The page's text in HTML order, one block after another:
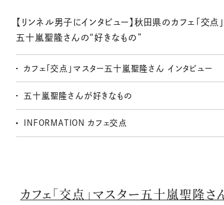
【リンネル男子にインタビュー】秋田県のカフェ「交点
五十嵐聖隆さんの“好きなもの”
カフェ「交点」マスター五十嵐聖隆さん インタビュー
五十嵐聖隆さんが好きなもの
INFORMATION カフェ交点
カフェ「交点」マスター五十嵐聖隆さ